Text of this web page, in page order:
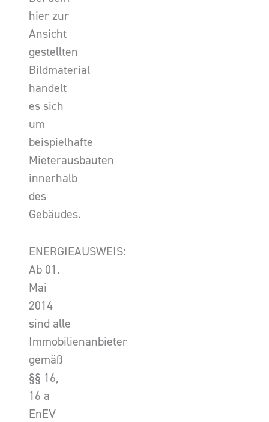
hier zur
Ansicht
gestellten
Bildmaterial
handelt
es sich
um
beispielhafte
Mieterausbauten
innerhalb
des
Gebäudes.
ENERGIEAUSWEIS:
Ab 01.
Mai
2014
sind alle
Immobilienanbieter
gemäß
§§ 16,
16 a
EnEV